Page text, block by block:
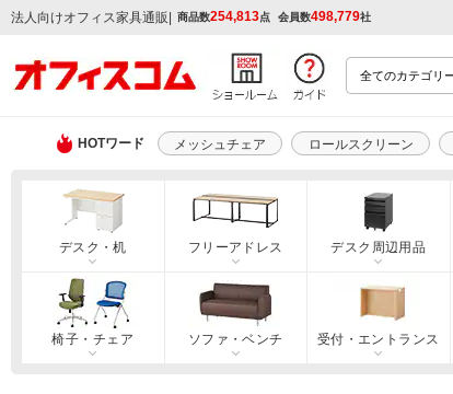
法人向けオフィス家具通販 | 商品数254,813点 会員数498,779社
HOTワード メッシュチェア ロールスクリーン
デスク・机 フリーアドレス デスク周辺用品
椅子・チェア ソファ・ベンチ 受付・エントランス